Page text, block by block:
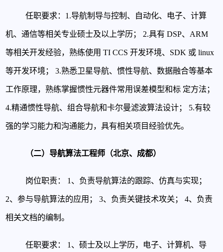
任职要求： 1.导航制导与控制、自动化、电子、计算
机、通信等相关专业硕士及以上学历；2.具有 DSP、ARM
等相关开发经验，熟练使用 TI CCS 开发环境、SDK 或 linux
等开发环境；3.熟悉卫星导航、惯性导航、数据融合等基本
工作原理，熟练掌握惯性元器件常用误差模型和标 定方法；
4.精通惯性导航、组合导航和卡尔曼滤波算法设计； 5.有较
强的学习能力和沟通能力，具有相关项目经验优先。
（二）导航算法工程师（北京、成都）
岗位职责： 1、负责导航算法的跟踪、仿真与实现；
2、参与导航算法的应用；3、负责关键技术攻关；4、负责
相关文档的编制。
任职要求： 1、硕士及以上学历，电子、计算机、导